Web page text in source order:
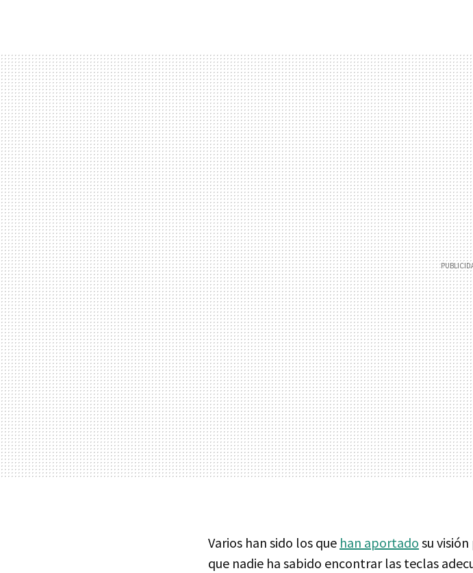
Varios han sido los que han aportado su
que nadie ha sabido encontrar las teclas